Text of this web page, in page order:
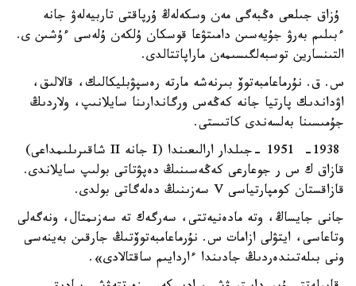
ۇزاق جىلعى ەڭبەگى مەن وسكەلەڭ ۇرپاقتى تاربيەلەۋ جانە
ءبىلىم بەرۋ جۇيەسىن دامىتۋعا قوسكان ۇلكەن ۇلەسى ءۇشىن ى.
التىنسارين توسبەلگىسىمەن ماراپاتتالدى.
س. ق. نۇرماعامبەتوۆ بىرنەشە مارتە رەسپۋبليكالىك، قالالىق،
اۋداندىك پارتيا جانە كەڭەس ورگاندارىنا سايلانىپ، ولاردىڭ
جۇمىسىنا بەلسەندى كاتىستى.
1938- 1951 -جىلدار ارالىعىندا (I جانە II شاقىرىلىمداعى)
قازاق ك س ر جوعارعى كەڭەسىنىڭ دەپۋتاتى بولىپ سايلاندى.
قازاقستان كومپارتياسى V سەزىنىڭ دەلەگاتى بولدى.
جانى جايساڭ، وتە مادەنيەتتى، سەرگەك تە سەزىمتال، ونەگەلى
وتاعاسى، ايتۋلى ازامات س. نۇرماعامبەتوۆتىڭ جارقىن بەينەسى
ونى بىلەتىندەردىڭ جادىندا ءاردايىم ساقتالادى».